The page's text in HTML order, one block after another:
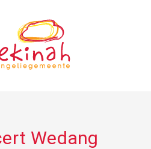
Wedang